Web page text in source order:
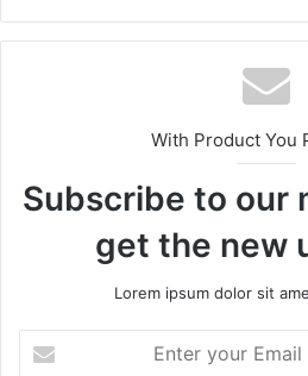
With Product You
Subscribe to our
get the new
Lorem ipsum dolor sit
your